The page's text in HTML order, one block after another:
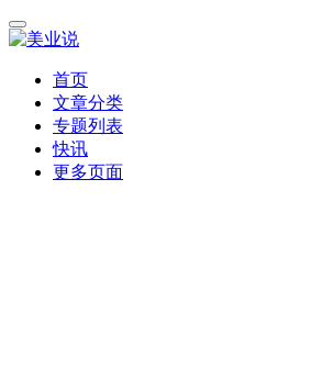
首页
文章分类
专题列表
快讯
更多页面